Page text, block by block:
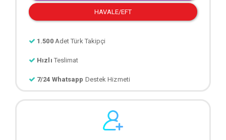
HAVALE/EFT
1.500 Adet Türk Takipçi
Hızlı Teslimat
7/24 Whatsapp Destek Hizmeti